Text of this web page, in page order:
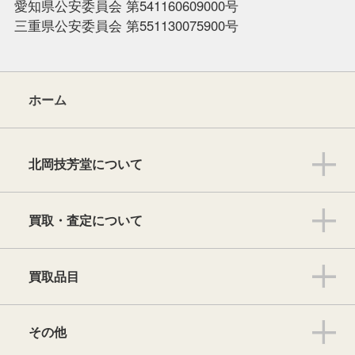
愛知県公安委員会 第541160609000号
三重県公安委員会 第551130075900号
ホーム
北岡技芳堂について
買取・査定について
買取品目
その他